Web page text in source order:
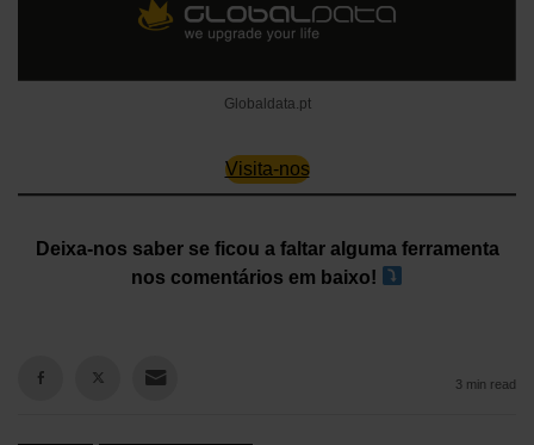
Globaldata.pt
Visita-nos
Deixa-nos saber se ficou a faltar alguma ferramenta
nos comentários em baixo!
3 min read